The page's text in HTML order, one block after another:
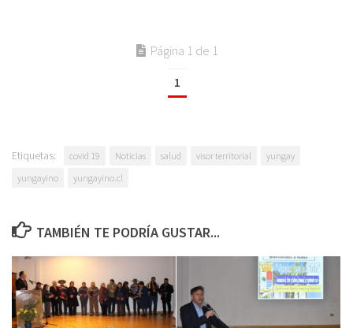
Página 1 de 1
1
Etiquetas: covid 19 Noticias salud visor territorial
yungay
yungayino
yungayino.cl
TAMBIÉN TE PODRÍA GUSTAR...